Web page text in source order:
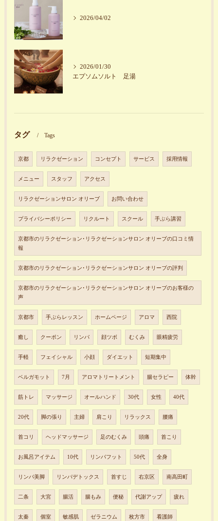
2026/04/02
2026/01/30
エプソムソルト 足湯
タグ Tags
京都 リラクゼーション コンセプト サービス 採用情報
メニュー スタッフ アクセス
リラクゼーションサロン オリーブ お問い合わせ
プライバシーポリシー リクルート スクール 手ぶら講習
京都市のリラクゼーション･リラクゼーションサロン オリーブの口コミ情
報
京都市のリラクゼーション･リラクゼーションサロン オリーブの評判
京都市のリラクゼーション･リラクゼーションサロン オリーブのお客様の
声
京都市 手ぶらレッスン ホームページ アロマ 西院
癒し クーポン リンパ 顔ツボ むくみ 眼精疲労
手軽 フェイシャル 小顔 ダイエット 短期集中
ベルガモット 7月 アロマトリートメント 腸セラピー 体幹
筋トレ マッサージ オールハンド 30代 女性 40代
20代 脚の張り 主婦 肩こり リラックス 腰痛
首コリ ヘッドマッサージ 足のむくみ 頭痛 首こり
お風呂アイテム 10代 リンパフット 50代 全身
リンパ美脚 リンパデトックス 首すじ 右京区 南高田町
二条 大宮 腸活 腸もみ 便秘 代謝アップ 疲れ
太秦 個室 敏感肌 ゼラニウム 枚方市 看護師